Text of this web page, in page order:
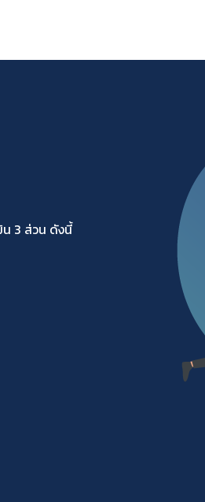
น 3 ส่วน ดังนี้